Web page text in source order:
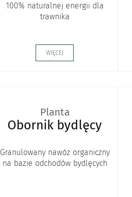
100% naturalnej energii dla
trawnika
WIĘCEJ
Planta
Obornik bydlęcy
Granulowany nawóz organiczny
na bazie odchodów bydlęcych